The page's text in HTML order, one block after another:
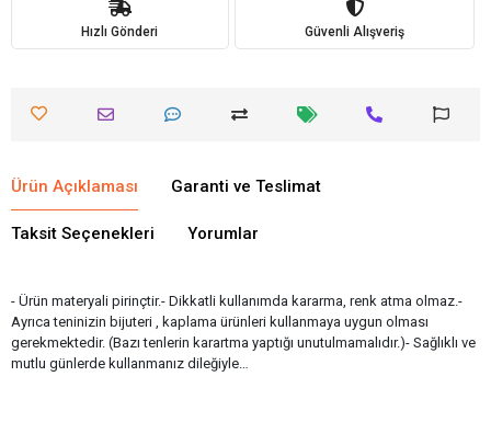
Hızlı Gönderi Güvenli Alışveriş
Ürün Açıklaması Garanti ve Teslimat
Taksit Seçenekleri Yorumlar
- Ürün materyali pirinçtir.- Dikkatli kullanımda kararma, renk atma olmaz.-
Ayrıca teninizin bijuteri , kaplama ürünleri kullanmaya uygun olması
gerekmektedir. (Bazı tenlerin karartma yaptığı unutulmamalıdır.)- Sağlıklı ve
mutlu günlerde kullanmanız dileğiyle…